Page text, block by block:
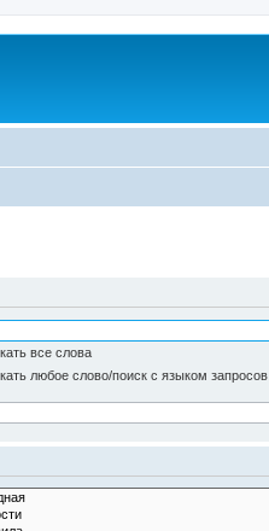
все слова
любое слово/поиск с языком запросов